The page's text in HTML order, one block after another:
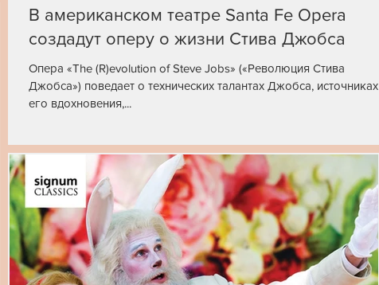
В американском театре Santa Fe Operа
создадут оперу о жизни Стива Джобса
Опера «The (R)evolution of Steve Jobs» («Революция Стива
Джобса») поведает о технических талантах Джобса, источниках
его вдохновения,...